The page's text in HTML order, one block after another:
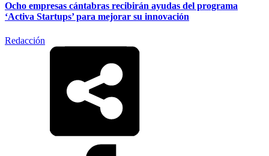
Ocho empresas cántabras recibirán ayudas del programa
‘Activa Startups’ para mejorar su innovación
Redacción